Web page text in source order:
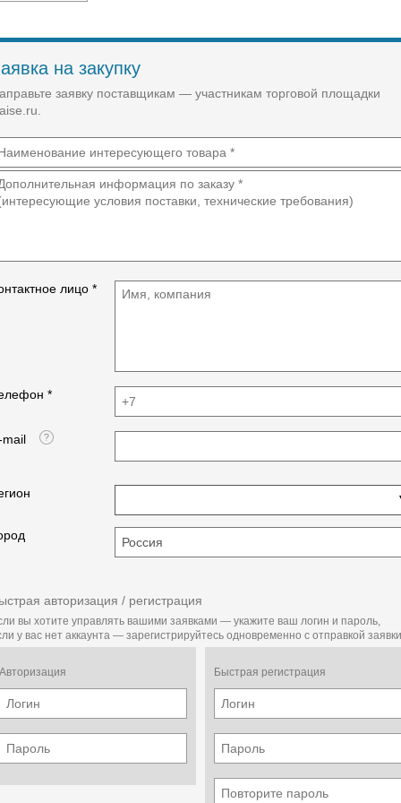
Блок в сборе содержит фильтр-влагоотделитель,
Полуавтоматический слив конденсата (возможно
исполнение с автоматическим сливом конденсата)
Фильтры обеспечивают двойную фильтрацию:
центробежную очистку и очистку через сменный
Корпус изготовлен из алюминиевого сплава
Рукоятка регулятора давления легко фиксируется в
нужном положении путем нажатия
Прозрачный стакан из поликарбоната крепится к
корпусу байонетным замком
на закупку
заявку поставщикам — участникам торговой площадки
лицо *
*
mail
авторизация / регистрация
вы хотите управлять вашими заявками — укажите ваш логин и пароль,
у вас нет аккаунта — зарегистрируйтесь одновременно с отправкой
Авторизация Быстрая регистрация